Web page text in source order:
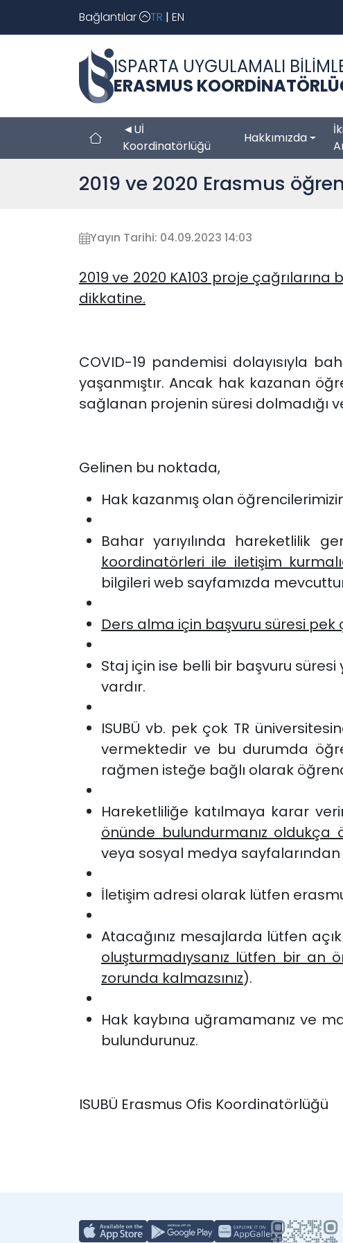
Bağlantılar TR | EN
ISPARTA UYGULAMALI
ERASMUS
◄Uİ
Koordinatörlüğü
Hakkımızda
2019 ve 2020 Erasmus
Yayın Tarihi: 04.09.2023 14:03
2019 ve 2020 KA103 proje
dikkatine.
COVID-19 pandemisi dolayısıyla
yaşanmıştır. Ancak hak kazanan
sağlanan projenin süresi dolmadığı
Gelinen bu noktada,
Hak kazanmış olan
Bahar yarıyılında hareketlilik
koordinatörleri ile iletişim
bilgileri web sayfamızda
Ders alma için başvuru süresi
Staj için ise belli bir başvuru
vardır.
ISUBÜ vb. pek çok TR
vermektedir ve bu durumda
rağmen isteğe bağlı olarak
Hareketliliğe katılmaya karar
önünde bulundurmanız oldukça
veya sosyal medya
İletişim adresi olarak lütfen
Atacağınız mesajlarda lütfen
oluşturmadıysanız lütfen bir an
zorunda kalmazsınız).
Hak kaybına uğramamanız ve
bulundurunuz.
ISUBÜ Erasmus Ofis Koordinatörlüğü